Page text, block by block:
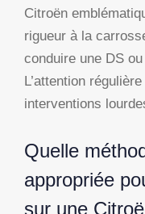
Citroën
rigueur à la
conduire une DS
L’attention
interventions
Quelle
appropriée
sur une